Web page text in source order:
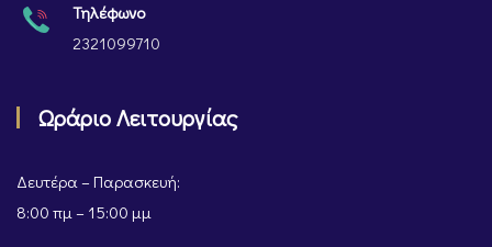
Τηλέφωνο
2321099710
Ωράριο Λειτουργίας
Δευτέρα – Παρασκευή:
8:00 πμ – 15:00 μμ